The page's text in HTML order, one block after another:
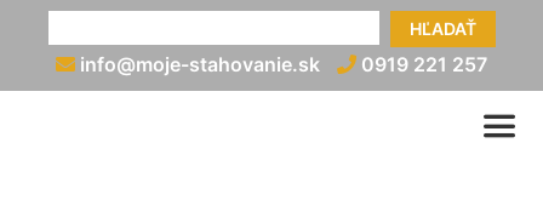
HĽADAŤ
info@moje-stahovanie.sk 0919 221 257